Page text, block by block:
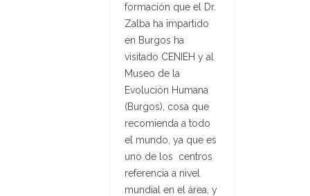
formación que el Dr.
Zalba ha impartido
en Burgos ha
visitado CENIEH y al
Museo de la
Evolución Humana
(Burgos), cosa que
recomienda a todo
el mundo, ya que es
uno de los centros
referencia a nivel
mundial en el área, y